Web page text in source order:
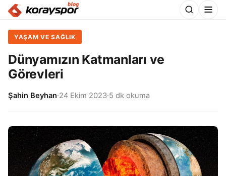
YAŞAM VE SAĞLIK
Dünyamızın Katmanları ve
Görevleri
Şahin Beyhan·24 Ekim 2023·5 dk okuma